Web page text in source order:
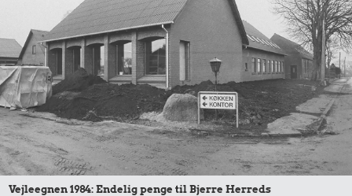
Vejleegnen 1984: Endelig penge til Bjerre Herreds